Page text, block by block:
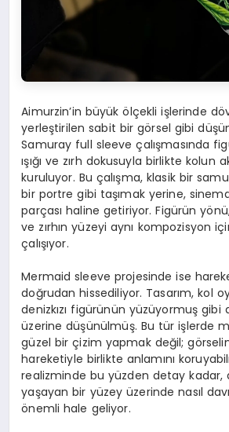
Aimurzin’in büyük ölçekli işlerinde
yerleştirilen sabit bir görsel gibi
Samuray full sleeve çalışmasında
ışığı ve zırh dokusuyla birlikte kolun
kuruluyor. Bu çalışma, klasik bir
bir portre gibi taşımak yerine,
parçası haline getiriyor. Figürün
ve zırhın yüzeyi aynı kompozisyon
çalışıyor.
Mermaid sleeve projesinde ise
doğrudan hissediliyor. Tasarım, kol
denizkızı figürünün yüzüyormuş gibi
üzerine düşünülmüş. Bu tür işlerde
güzel bir çizim yapmak değil;
hareketiyle birlikte anlamını
realizminde bu yüzden detay kadar,
yaşayan bir yüzey üzerinde nasıl
önemli hale geliyor.